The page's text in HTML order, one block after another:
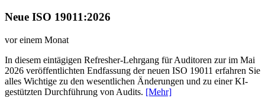
Neue ISO 19011:2026
vor einem Monat
In diesem eintägigen Refresher-Lehrgang für Auditoren zur im Mai
2026 veröffentlichten Endfassung der neuen ISO 19011 erfahren Sie
alles Wichtige zu den wesentlichen Änderungen und zu einer KI-
gestützten Durchführung von Audits. [Mehr]